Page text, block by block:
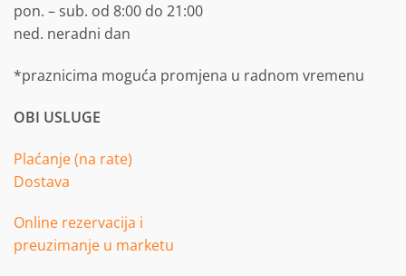
pon. – sub. od 8:00 do 21:00
ned. neradni dan
*praznicima moguća promjena u radnom vremenu
OBI USLUGE
Plaćanje (na rate)
Dostava
Online rezervacija i
preuzimanje u marketu